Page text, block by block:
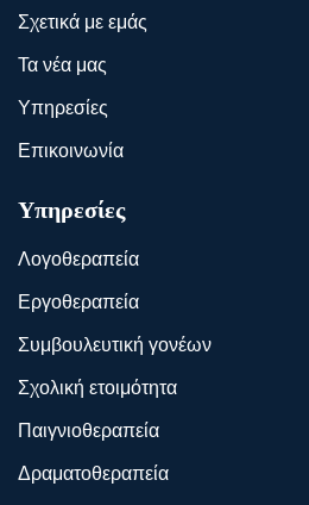
Σχετικά με εμάς
Τα νέα μας
Υπηρεσίες
Επικοινωνία
Υπηρεσίες
Λογοθεραπεία
Εργοθεραπεία
Συμβουλευτική γονέων
Σχολική ετοιμότητα
Παιγνιοθεραπεία
Δραματοθεραπεία